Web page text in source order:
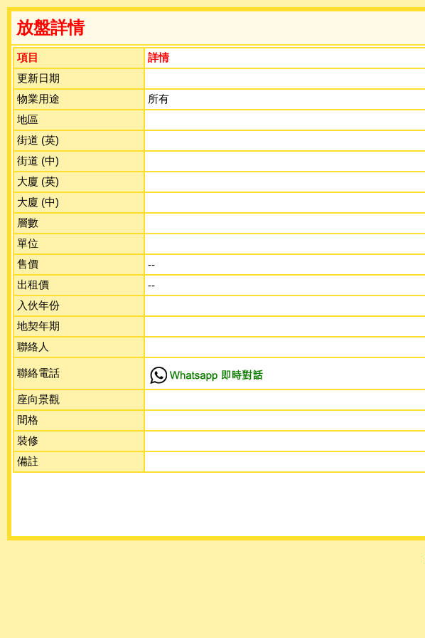
放盤詳情
項目
詳情
更新日期
物業用途
所有
地區
街道 (英)
街道 (中)
大廈 (英)
大廈 (中)
層數
單位
售價
--
出租價
--
入伙年份
地契年期
聯絡人
聯絡電話
座向景觀
間格
裝修
備註